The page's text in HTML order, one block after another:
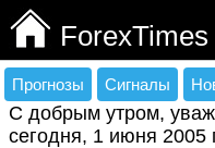
ForexTimes
Прогнозы Сигналы
С добрым утром,
сегодня, 1 июня 2005